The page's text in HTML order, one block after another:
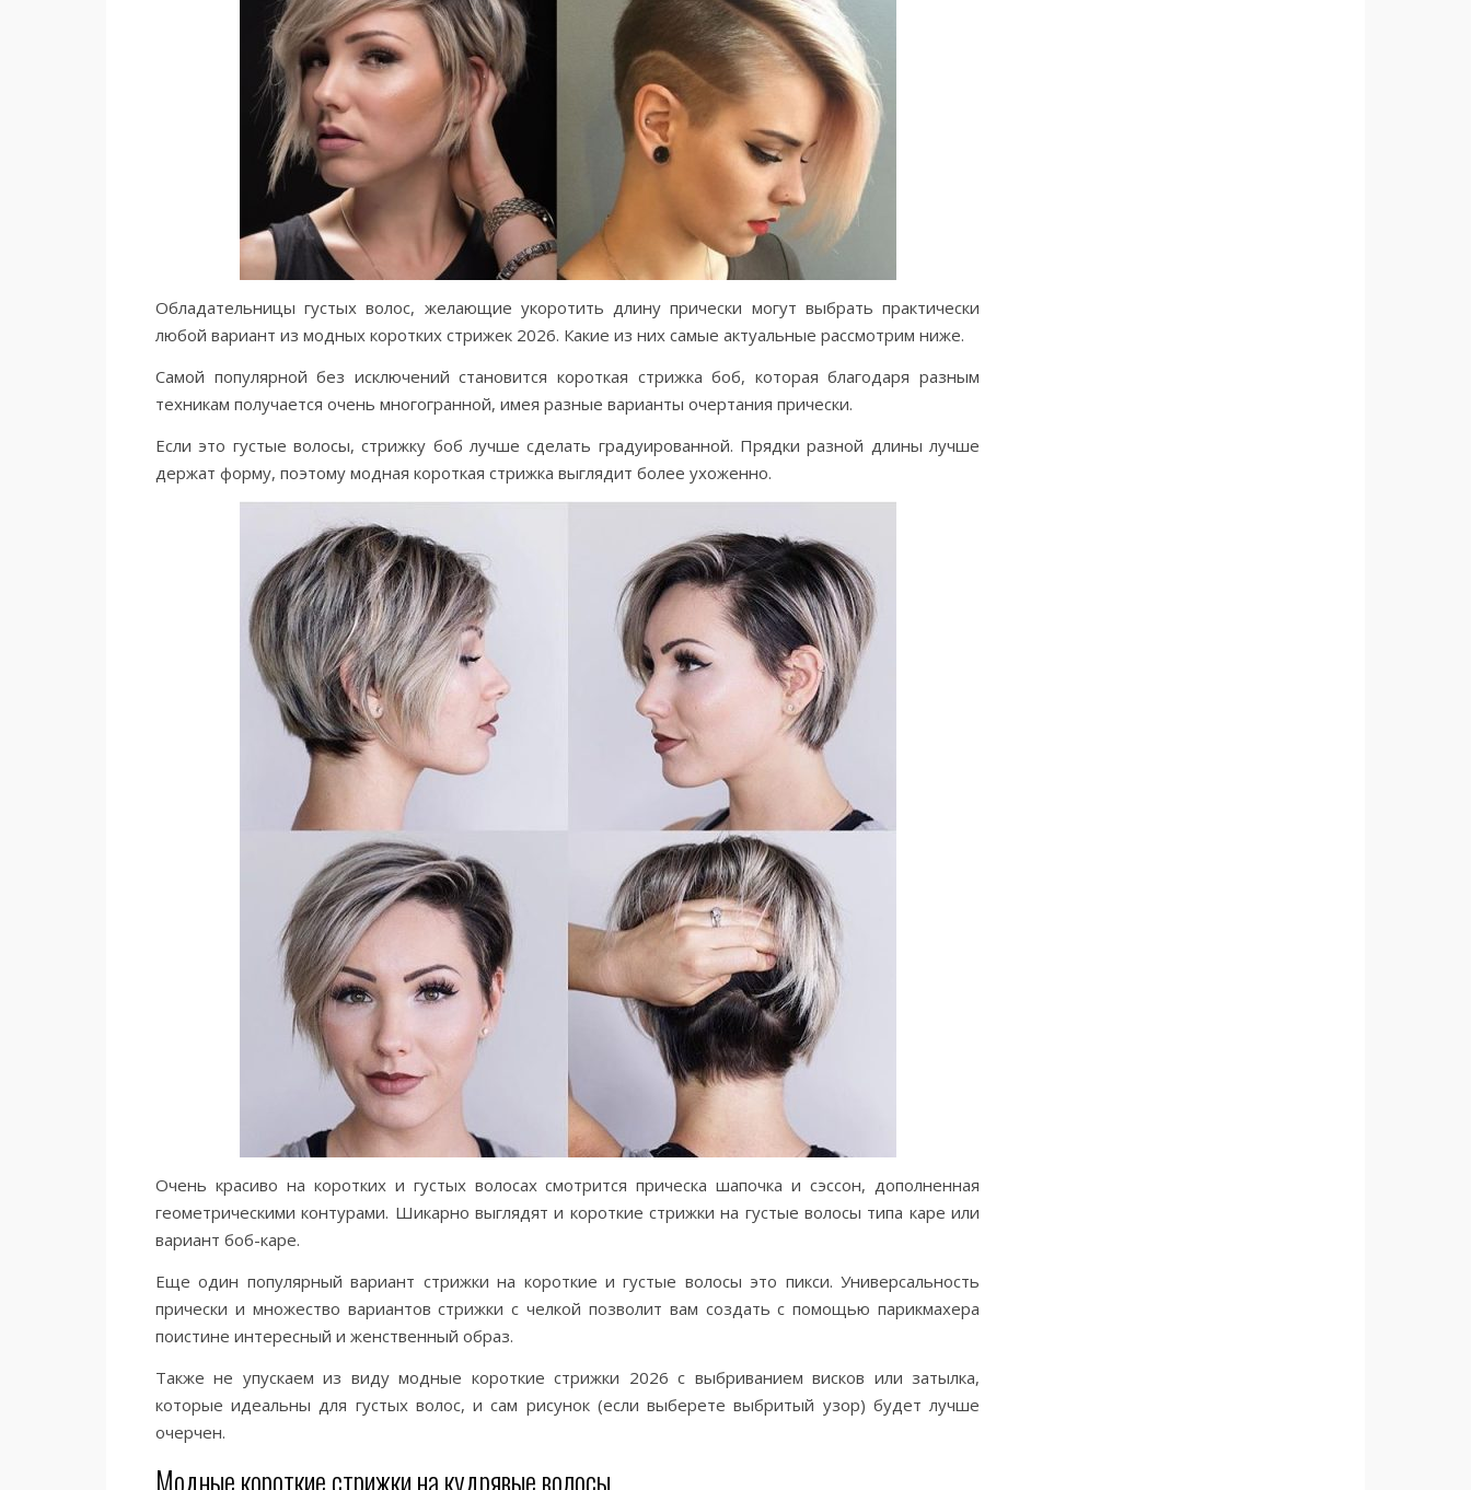
Обладательницы густых волос, желающие укоротить длину прически могут выбрать практически
любой вариант из модных коротких стрижек 2026. Какие из них самые актуальные рассмотрим ниже.
Самой популярной без исключений становится короткая стрижка боб, которая благодаря разным
техникам получается очень многогранной, имея разные варианты очертания прически.
Если это густые волосы, стрижку боб лучше сделать градуированной. Прядки разной длины лучше
держат форму, поэтому модная короткая стрижка выглядит более ухоженно.
Очень красиво на коротких и густых волосах смотрится прическа шапочка и сэссон, дополненная
геометрическими контурами. Шикарно выглядят и короткие стрижки на густые волосы типа каре или
вариант боб-каре.
Еще один популярный вариант стрижки на короткие и густые волосы это пикси. Универсальность
прически и множество вариантов стрижки с челкой позволит вам создать с помощью парикмахера
поистине интересный и женственный образ.
Также не упускаем из виду модные короткие стрижки 2026 с выбриванием висков или затылка,
которые идеальны для густых волос, и сам рисунок (если выберете выбритый узор) будет лучше
очерчен.
Модные короткие стрижки на кудрявые волосы